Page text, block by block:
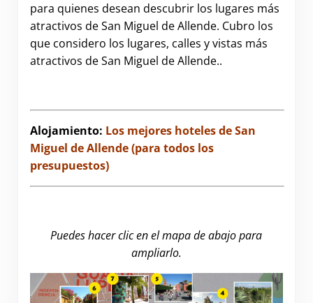
para quienes desean descubrir los lugares más
atractivos de San Miguel de Allende. Cubro los
que considero los lugares, calles y vistas más
atractivos de San Miguel de Allende..
Alojamiento: Los mejores hoteles de San
Miguel de Allende (para todos los
presupuestos)
Puedes hacer clic en el mapa de abajo para
ampliarlo.